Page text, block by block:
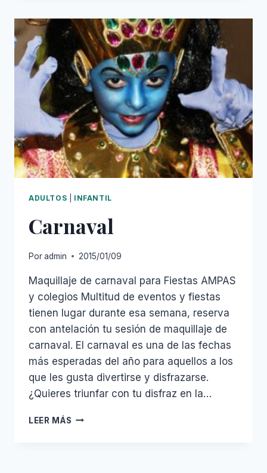
FANTASÍA
ADULTOS INFANTIL
Carnaval
Poradmin 2015/01/09
Maquillaje de carnaval para Fiestas AMPAS
y colegios Multitud de eventos y fiestas
tienen lugar durante esa semana, reserva
con antelación tu sesión de maquillaje de
carnaval. El carnaval es una de las fechas
más esperadas del año para aquellos a los
que les gusta divertirse y disfrazarse.
¿Quieres triunfar con tu disfraz en la…
LEER MÁS CARNAVAL